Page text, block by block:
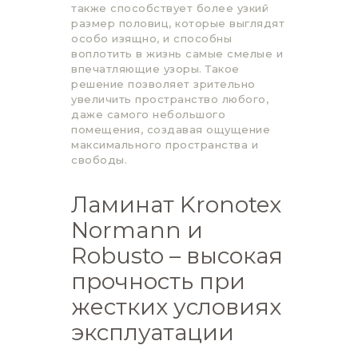
также способствует более узкий
размер половиц, которые выглядят
особо изящно, и способны
воплотить в жизнь самые смелые и
впечатляющие узоры. Такое
решение позволяет зрительно
увеличить пространство любого,
даже самого небольшого
помещения, создавая ощущение
максимального пространства и
свободы.
Ламинат Kronotex
Normann и
Robusto – высокая
прочность при
жестких условиях
эксплуатации